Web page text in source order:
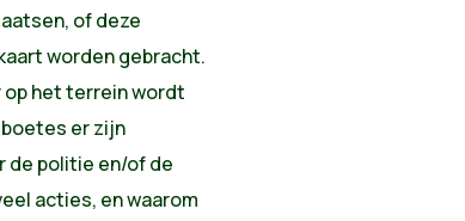
of deze
worden gebracht.
op het terrein wordt
er zijn
de politie en/of de
acties, en waarom